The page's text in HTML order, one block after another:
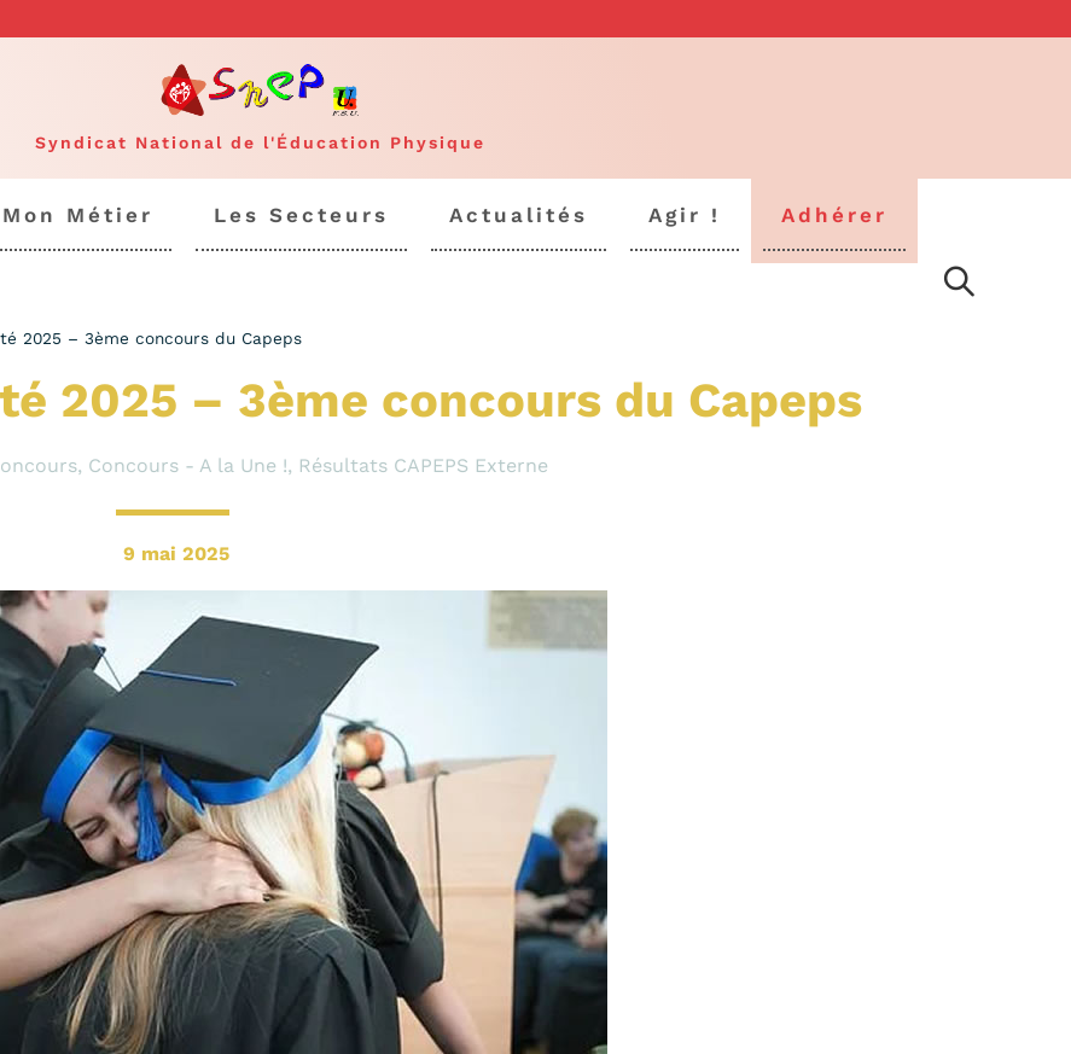
Syndicat National de l'Éducation Physique
Mon Métier Les Secteurs Actualités Agir ! Adhérer
2025 – 3ème concours du Capeps
2025 – 3ème concours du Capeps
, Concours - A la Une !, Résultats CAPEPS Externe
9 mai 2025